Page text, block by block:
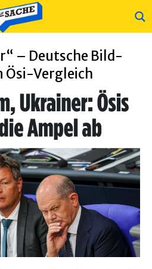
– Deutsche Bild-
Ösi-Vergleich